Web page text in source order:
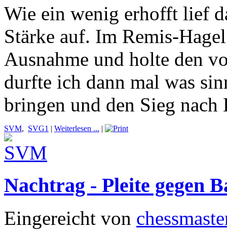
Wie ein wenig erhofft lief
Stärke auf. Im Remis-
Ausnahme und holte den
durfte ich dann mal was
bringen und den Sieg nach
SVM, SVG1 | Weiterlesen ... |
Nachtrag - Pleite gegen
Eingereicht von